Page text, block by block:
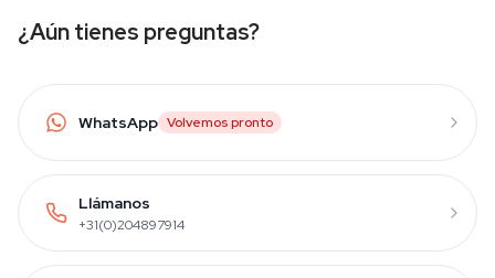
¿Aún tienes preguntas?
WhatsApp Volvemos pronto
Llámanos
+31(0)204897914